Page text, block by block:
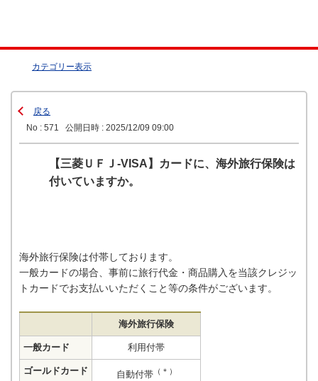
カテゴリー表示
戻る
No : 571
公開日時 : 2025/12/09 09:00
【三菱ＵＦＪ-VISA】カードに、海外旅行保険は
付いていますか。
海外旅行保険は付帯しております。
一般カードの場合、事前に旅行代金・商品購入を当該クレジッ
トカードでお支払いいただくこと等の条件がございます。
海外旅行保険
一般カード 利用付帯
ゴールドカード 自動付帯（＊）